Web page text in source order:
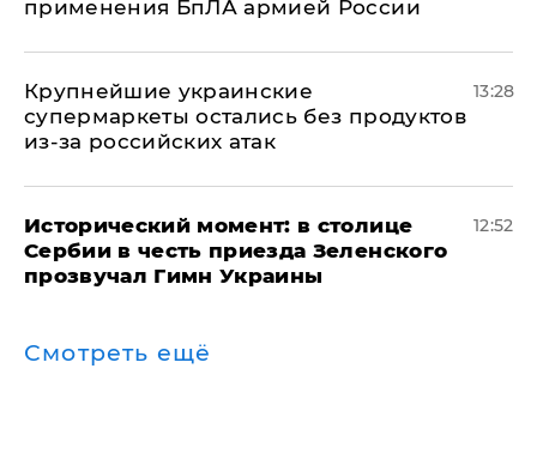
применения БпЛА армией России
Крупнейшие украинские
супермаркеты остались без продуктов
из-за российских атак
13:28
Исторический момент: в столице
Сербии в честь приезда Зеленского
прозвучал Гимн Украины
12:52
Смотреть ещё